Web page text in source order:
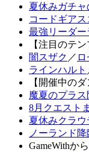
夏休みガチ
コードギア
最強リーダー
【注目のテ
闇スザク ／
ラインハルト
【開催中の
魔夏のプラ
8月クエスト
夏休みクラ
ノーランド降
GameWithか